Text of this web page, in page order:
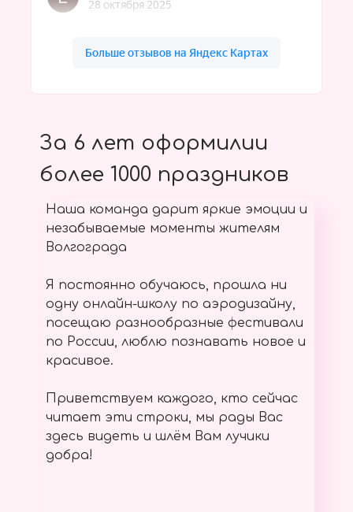
За 6 лет оформилии
более 1000 праздников
Наша команда дарит яркие эмоции и
незабываемые моменты жителям
Волгограда
Я постоянно обучаюсь, прошла ни
одну онлайн-школу по аэродизайну,
посещаю разнообразные фестивали
по России, люблю познавать новое и
красивое.
Приветствуем каждого, кто сейчас
читает эти строки, мы рады Вас
здесь видеть и шлём Вам лучики
добра!